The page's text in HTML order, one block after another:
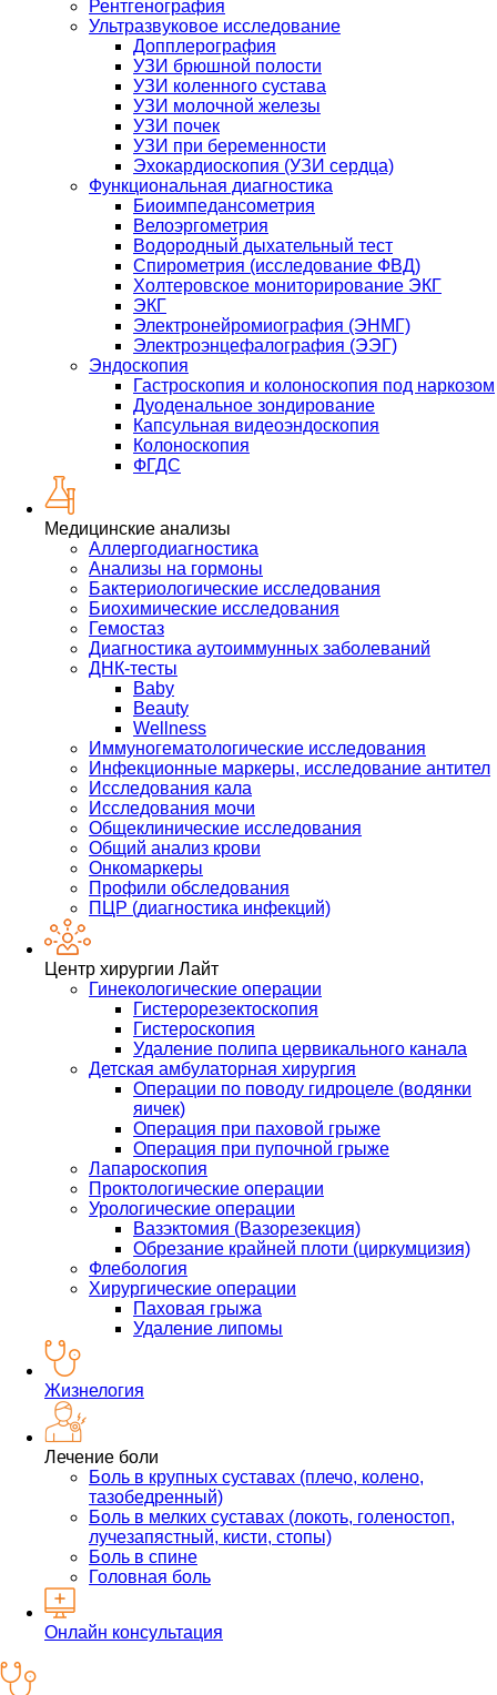
Рентгенография
Ультразвуковое исследование
Допплерография
УЗИ брюшной полости
УЗИ коленного сустава
УЗИ молочной железы
УЗИ почек
УЗИ при беременности
Эхокардиоскопия (УЗИ сердца)
Функциональная диагностика
Биоимпедансометрия
Велоэргометрия
Водородный дыхательный тест
Спирометрия (исследование ФВД)
Холтеровское мониторирование ЭКГ
ЭКГ
Электронейромиография (ЭНМГ)
Электроэнцефалография (ЭЭГ)
Эндоскопия
Гастроскопия и колоноскопия под наркозом
Дуоденальное зондирование
Капсульная видеоэндоскопия
Колоноскопия
ФГДС
Медицинские анализы
Аллергодиагностика
Анализы на гормоны
Бактериологические исследования
Биохимические исследования
Гемостаз
Диагностика аутоиммунных заболеваний
ДНК-тесты
Baby
Beauty
Wellness
Иммуногематологические исследования
Инфекционные маркеры, исследование антител
Исследования кала
Исследования мочи
Общеклинические исследования
Общий анализ крови
Онкомаркеры
Профили обследования
ПЦР (диагностика инфекций)
Центр хирургии Лайт
Гинекологические операции
Гистерорезектоскопия
Гистероскопия
Удаление полипа цервикального канала
Детская амбулаторная хирургия
Операции по поводу гидроцеле (водянки
яичек)
Операция при паховой грыже
Операция при пупочной грыже
Лапароскопия
Проктологические операции
Урологические операции
Вазэктомия (Вазорезекция)
Обрезание крайней плоти (циркумцизия)
Флебология
Хирургические операции
Паховая грыжа
Удаление липомы
Жизнелогия
Лечение боли
Боль в крупных суставах (плечо, колено,
тазобедренный)
Боль в мелких суставах (локоть, голеностоп,
лучезапястный, кисти, стопы)
Боль в спине
Головная боль
Онлайн консультация